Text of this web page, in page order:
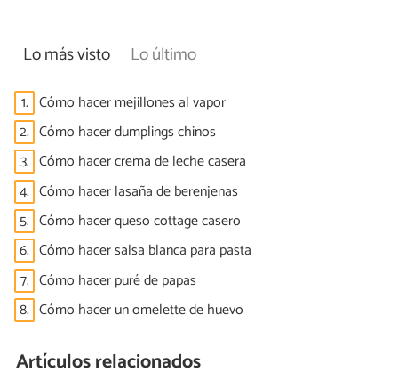
Lo más visto Lo último
1. Cómo hacer mejillones al vapor
2. Cómo hacer dumplings chinos
3. Cómo hacer crema de leche casera
4. Cómo hacer lasaña de berenjenas
5. Cómo hacer queso cottage casero
6. Cómo hacer salsa blanca para pasta
7. Cómo hacer puré de papas
8. Cómo hacer un omelette de huevo
Artículos relacionados